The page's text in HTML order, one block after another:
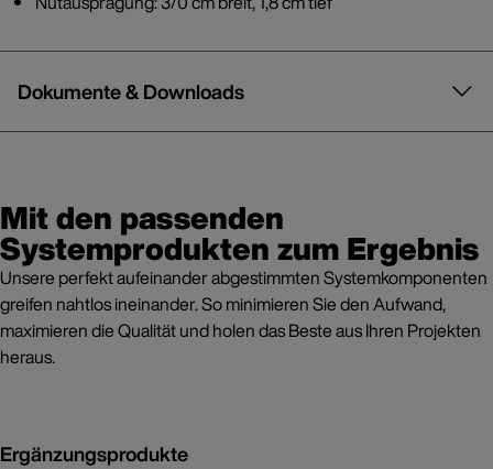
Dokumente & Downloads
Mit den passenden
Systemprodukten zum Ergebnis
Unsere perfekt aufeinander abgestimmten Systemkomponenten
greifen nahtlos ineinander. So minimieren Sie den Aufwand,
maximieren die Qualität und holen das Beste aus Ihren Projekten
heraus.
Ergänzungsprodukte